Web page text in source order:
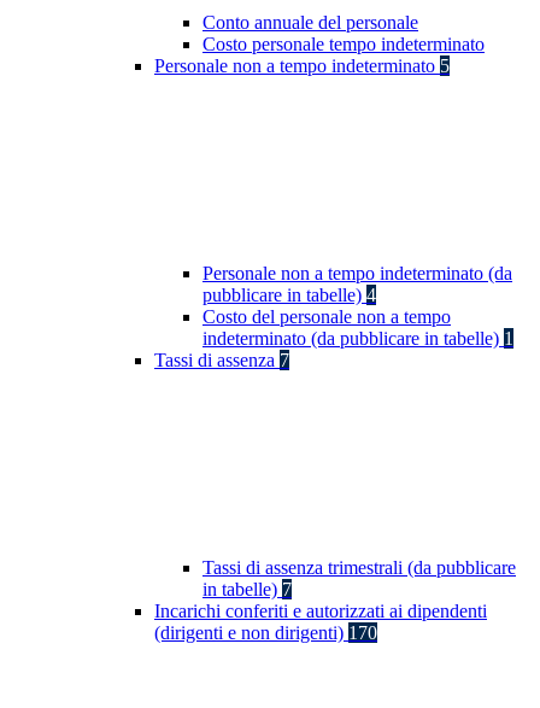
Conto annuale del personale
Costo personale tempo indeterminato
Personale non a tempo indeterminato 5
Personale non a tempo indeterminato (da
pubblicare in tabelle) 4
Costo del personale non a tempo
indeterminato (da pubblicare in tabelle) 1
Tassi di assenza 7
Tassi di assenza trimestrali (da pubblicare
in tabelle) 7
Incarichi conferiti e autorizzati ai dipendenti
(dirigenti e non dirigenti) 170